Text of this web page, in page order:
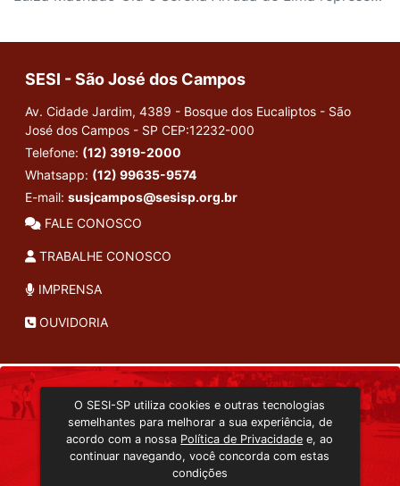
SESI - São José dos Campos
Av. Cidade Jardim, 4389 - Bosque dos Eucaliptos - São
José dos Campos - SP CEP:12232-000
Telefone: (12) 3919-2000
Whatsapp: (12) 99635-9574
E-mail: susjcampos@sesisp.org.br
FALE CONOSCO
TRABALHE CONOSCO
IMPRENSA
OUVIDORIA
TRANSMISSÃO ON-LINE
EDITORA SESI-SP
CONSULTA AO ACERVO
O SESI-SP utiliza cookies e outras tecnologias
semelhantes para melhorar a sua experiência, de
acordo com a nossa Política de Privacidade e, ao
continuar navegando, você concorda com estas
condições